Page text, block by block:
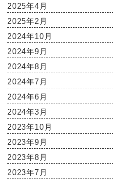
2025年4月
2025年2月
2024年10月
2024年9月
2024年8月
2024年7月
2024年6月
2024年3月
2023年10月
2023年9月
2023年8月
2023年7月